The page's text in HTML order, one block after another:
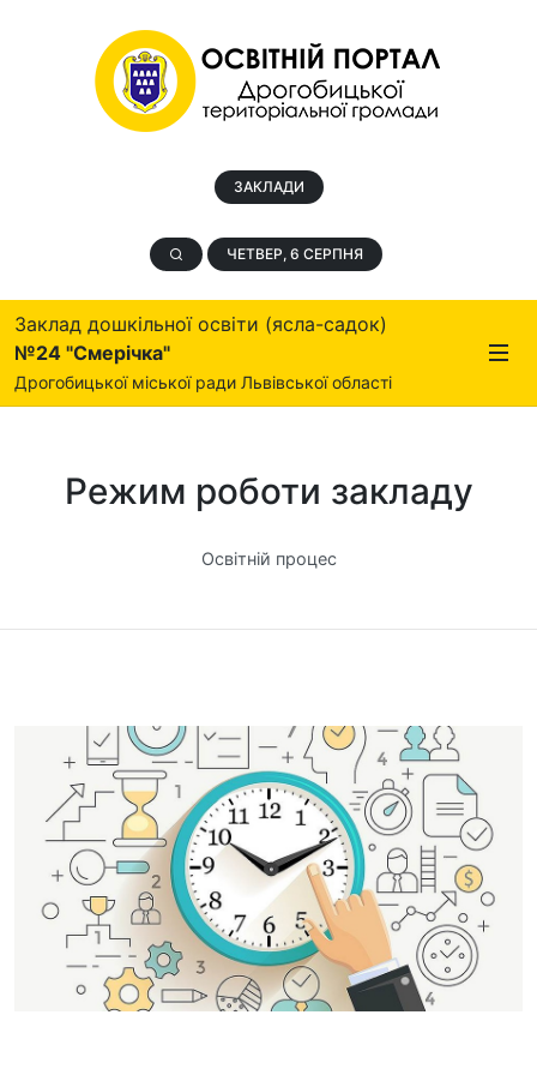
ЗАКЛАДИ
ЧЕТВЕР, 6 СЕРПНЯ
Заклад дошкільної освіти (ясла-садок)
№24 "Смерічка"
Дрогобицької міської ради Львівської області
Режим роботи закладу
Освітній процес